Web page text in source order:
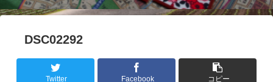
DSC02292
Twitter Facebook コピー